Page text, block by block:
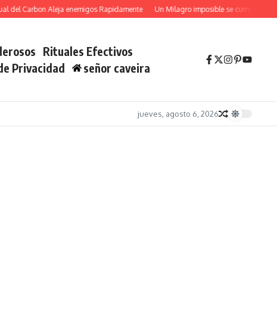
Carbon Aleja enemigos Rapidamente Un Milagro imposible se cumplira YA con
Rituales Efectivos
Privacidad señor caveira
jueves, agosto 6, 2026